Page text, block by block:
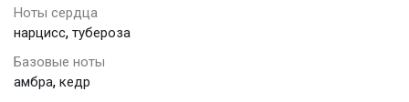
Ноты сердца
нарцисс, тубероза
Базовые ноты
амбра, кедр